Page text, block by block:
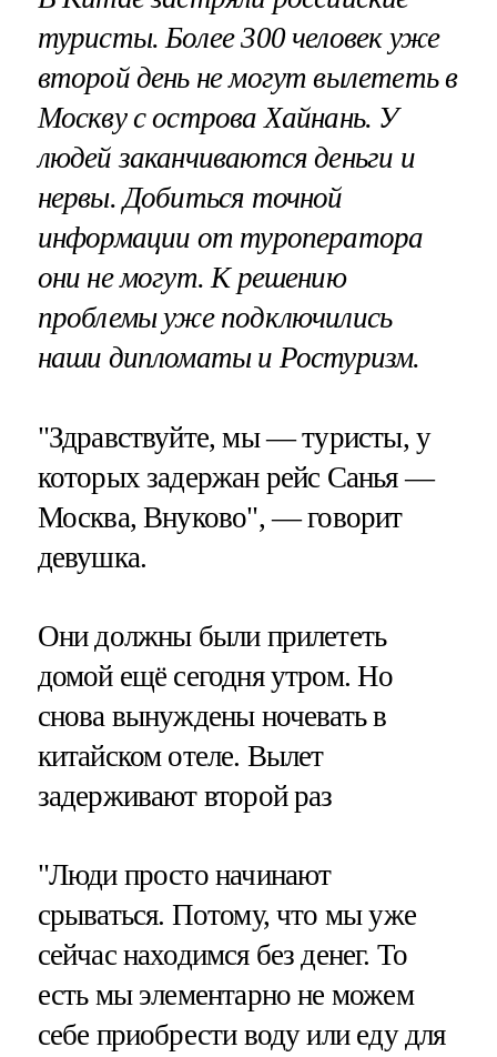
туристы. Более 300 человек уже
второй день не могут вылететь в
Москву с острова Хайнань. У
людей заканчиваются деньги и
нервы. Добиться точной
информации от туроператора
они не могут. К решению
проблемы уже подключились
наши дипломаты и Ростуризм.
"Здравствуйте, мы — туристы, у
которых задержан рейс Санья —
Москва, Внуково", — говорит
девушка.
Они должны были прилететь
домой ещё сегодня утром. Но
снова вынуждены ночевать в
китайском отеле. Вылет
задерживают второй раз
"Люди просто начинают
срываться. Потому, что мы уже
сейчас находимся без денег. То
есть мы элементарно не можем
себе приобрести воду или еду для